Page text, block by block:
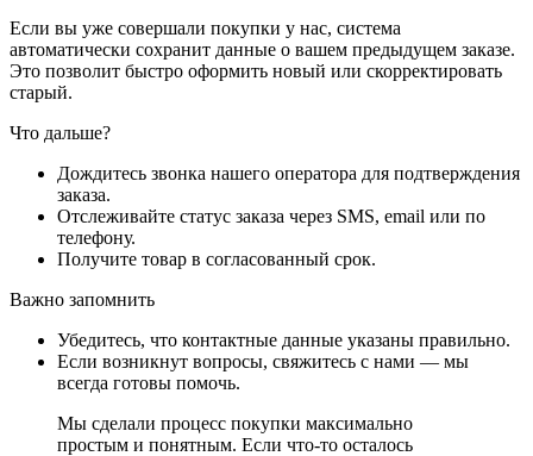
Если вы уже совершали покупки у нас, система
автоматически сохранит данные о вашем предыдущем заказе.
Это позволит быстро оформить новый или скорректировать
старый.
Что дальше?
Дождитесь звонка нашего оператора для подтверждения
заказа.
Отслеживайте статус заказа через SMS, email или по
телефону.
Получите товар в согласованный срок.
Важно запомнить
Убедитесь, что контактные данные указаны правильно.
Если возникнут вопросы, свяжитесь с нами — мы
всегда готовы помочь.
Мы сделали процесс покупки максимально
простым и понятным. Если что-то осталось